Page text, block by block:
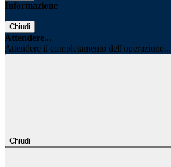
Informazione
Chiudi
Attendere...
Attendere il completamento dell'operazione...
Chiudi